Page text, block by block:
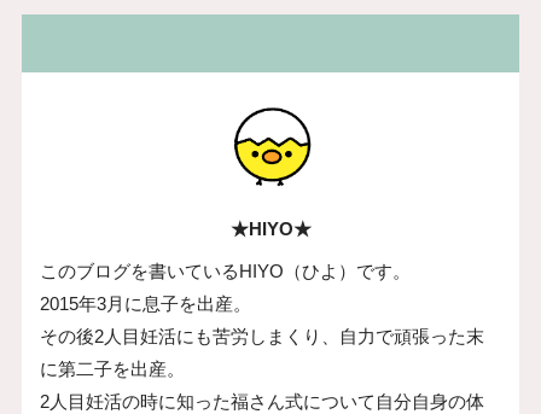
★HIYO★
このブログを書いているHIYO（ひよ）です。
2015年3月に息子を出産。
その後2人目妊活にも苦労しまくり、自力で頑張った末
に第二子を出産。
2人目妊活の時に知った福さん式について自分自身の体